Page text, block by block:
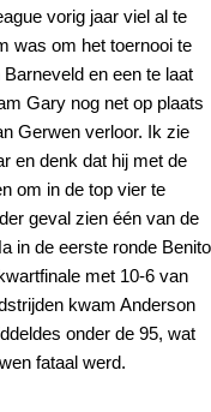
vorig jaar viel al te
was om het toernooi te
en een te laat
Gary nog net op plaats
Gerwen verloor. Ik zie
en denk dat hij met de
om in de top vier te
geval zien één van de
in de eerste ronde Benito
met 10-6 van
kwam Anderson
onder de 95, wat
fataal werd.